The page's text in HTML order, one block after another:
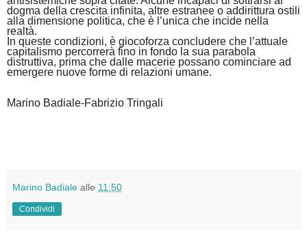
dogma della crescita infinita, altre estranee o addirittura ostili
alla dimensione politica, che è l’unica che incide nella
realtà.
In queste condizioni, è giocoforza concludere che l’attuale
capitalismo percorrerà fino in fondo la sua parabola
distruttiva, prima che dalle macerie possano cominciare ad
emergere nuove forme di relazioni umane.
Marino Badiale-Fabrizio Tringali
Marino Badiale alle 11:50
Condividi